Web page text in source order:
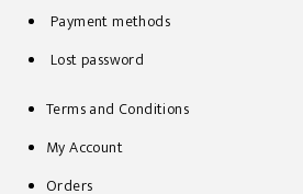
Payment methods
Lost password
Terms and Conditions
My Account
Orders